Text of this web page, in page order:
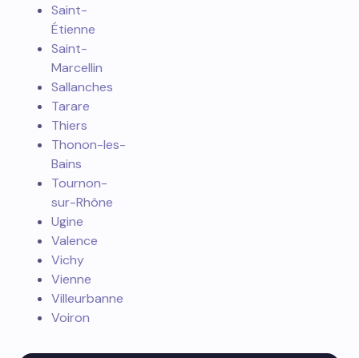
Saint-
Étienne
Saint-
Marcellin
Sallanches
Tarare
Thiers
Thonon-les-
Bains
Tournon-
sur-Rhône
Ugine
Valence
Vichy
Vienne
Villeurbanne
Voiron